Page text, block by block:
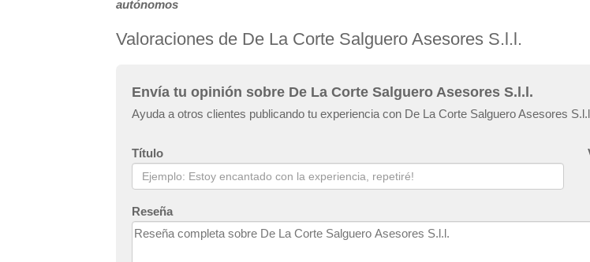
autónomos
Valoraciones de De La Corte Salguero Asesores S.l.l.
Envía tu opinión sobre De La Corte Salguero Asesores S.l.l.
Ayuda a otros clientes publicando tu experiencia con De La Corte Salguero Asesores
Título
Reseña